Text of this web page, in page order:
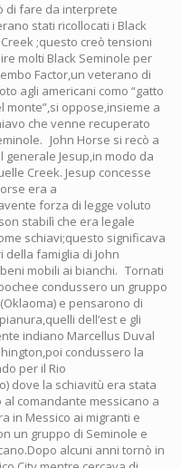
di fare da interprete
stati ricollocati i Black
;questo creò tensioni
molti Black Seminole per
Factor,un veterano di
agli americani como “gatto
monte”,si oppose,insieme a
che venne recuperato
John Horse si recò a
Jesup,in modo da
Creek. Jesup concesse
era a
forza di legge voluto
stabilì che era legale
schiavi;questo significava
della famiglia di John
mobili ai bianchi. Tornati
condussero un gruppo
e pensarono di
dell’est e gli
indiano Marcellus Duval
condussero la
per il Rio
dove la schiavitù era stata
comandante messicano a
in Messico ai migranti e
un gruppo di Seminole e
alcuni anni tornò in